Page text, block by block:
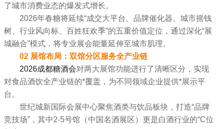
了城市消费业态的爆发式增长。
2026年春糖将延续“成交大平台、品牌催化器、城市摇钱
树、行业风向标、百姓狂欢季”的五重价值定位，通过深化“展
城融合”模式，将专业展会能量延伸至城市肌理。
02 展馆布局：双馆分区服务全产业链
2026成都糖酒会对两大展馆功能进行了清晰区分，实现
对食品酒饮全产业链的*覆盖，为不同领域企业提供*展示平
台。
世纪城新国际会展中心聚焦酒类与饮品板块，打造“品牌
竞技场”，其中2-5号馆（中国名酒展区）更是白酒行业的“C位